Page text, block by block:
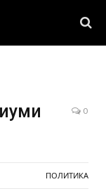
0
ПОЛИТИКА